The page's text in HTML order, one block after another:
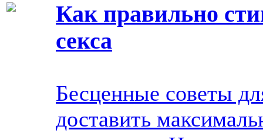
Как правильно
секса
Бесценные советы
доставить